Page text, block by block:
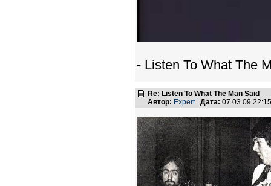
- Listen To What The
Re: Listen To What The Man Said
Автор: Expert Дата: 07.03.09